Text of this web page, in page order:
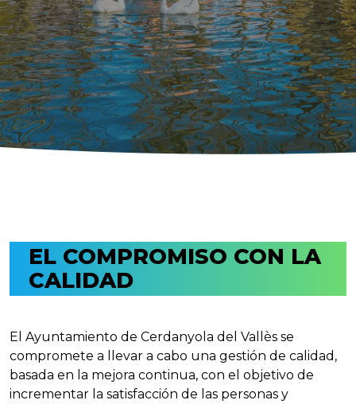
EL COMPROMISO CON LA
CALIDAD
El Ayuntamiento de Cerdanyola del Vallès se
compromete a llevar a cabo una gestión de calidad,
basada en la mejora continua, con el objetivo de
incrementar la satisfacción de las personas y